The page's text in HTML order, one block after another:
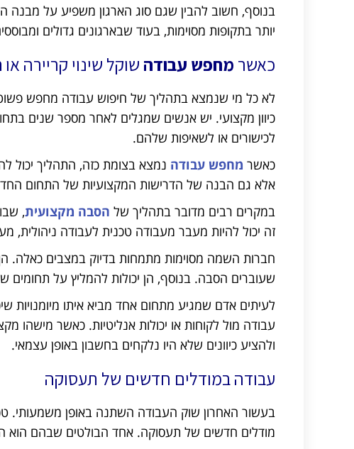
בנוסף, חשוב להבין שגם סוג הארגון משפיע על
יותר בתקופות מסוימות, בעוד שבארגונים גדולים
כאשר מחפש עבודה שוקל שינוי קריירה או
לא כל מי שנמצא בתהליך של חיפוש עבודה מחפש
כיוון מקצועי. יש אנשים שמגלים לאחר מספר שנים
לכישורים או לשאיפות שלהם.
כאשר מחפש עבודה נמצא בצומת כזה, התהליך יכול
אלא גם הבנה של הדרישות המקצועיות של התחום
במקרים רבים מדובר בתהליך של הסבה מקצועית,
זה יכול להיות מעבר מעבודה טכנית לעבודה ניהולית,
חברות השמה מסוימות מתמחות בדיוק במצבים כאלה.
שעוברים הסבה. בנוסף, הן יכולות להמליץ על תחומים
לעיתים אדם שמגיע מתחום אחד מביא איתו מיומנויות
עבודה מול לקוחות או יכולות אנליטיות. כאשר מישהו
ולהציע כיוונים שלא היו נלקחים בחשבון באופן עצמאי.
עבודה במודלים חדשים של תעסוקה
בעשור האחרון שוק העבודה השתנה באופן משמעותי.
מודלים חדשים של תעסוקה. אחד הבולטים שבהם הוא